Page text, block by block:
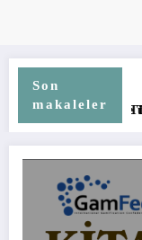
Son
makaleler
Uygulama
Mastektomi